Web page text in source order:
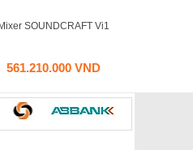
Mixer SOUNDCRAFT Vi1
561.210.000 VND